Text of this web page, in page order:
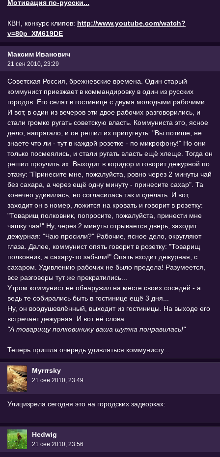
Мотивация по-русски...
КВН, конкурс клипов: http://www.youtube.com/watch?
v=80p_XM619DE
Максим Иванович
21 сен 2010, 23:29
Советская Россия, брежневские времена. Один старый
коммунист приезжает в коммандировку в один из русских
городов. Его селят в гостинице с двумя молодыми рабочими.
И вот, в один из вечеров эти двое рабочих разговорились, и
стали громко ругать советскую власть. Коммуниста это, ясное
дело, напрягало, и он решил их припугнуть: "Вы потише, не
знаете что ли - тут в каждой розетке - по микрофону!" Но они
только посмеялись, и стали ругать власть ещё хлеще. Тогда он
решил проучить их. Выходит в коридор и говорит дежурной по
этажу: "Принесите мне, пожалуйста, ровно через 2 минуты чай
без сахара, а через ещё одну минуту - принесите сахар". Та
конечно удивилась, но согласилась так и сделать. И вот,
заходит он в номер, ложится на кровать и говорит в розетку:
"Товарищ полковник, попросите, пожалуйста, принести мне
чашку чая!" Ну, через 2 минуты отрывается дверь, заходит
дежурная: "Чаю просили?" Рабочие, ясное дело, округляют
глаза. Далее, коммунист опять говорит в розетку: "Товарищ
полковник, а сахару-то забыли!" Опять входит дежурная, с
сахаром. Удивлению рабочих не было предела! Разумеется,
все разговоры тут же прекратились...
Утром коммунист не обнаружил на месте своих соседей - а
ведь те собирались быть в гостинице ещё 3 дня...
Ну, он воодушевлённый, выходит из гостиницы. На выходе его
встречает дежурная. И вот её слова:
"А товарищу полковинику ваша шутка понравилась!"
Теперь пришла очередь удивляться коммунисту...
Myrrrsky
21 сен 2010, 23:49
Улицизрела сегодня это на городских задворках:
Hedwig
21 сен 2010, 23:56